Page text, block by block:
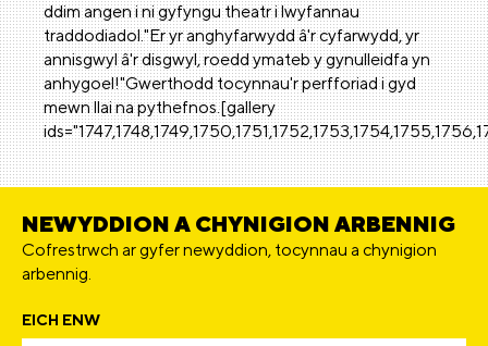
ddim angen i ni gyfyngu theatr i lwyfannau
traddodiadol."Er yr anghyfarwydd â'r cyfarwydd, yr
annisgwyl â'r disgwyl, roedd ymateb y gynulleidfa yn
anhygoel!"Gwerthodd tocynnau'r perfforiad i gyd
mewn llai na pythefnos.[gallery
NEWYDDION A CHYNIGION ARBENNIG
Cofrestrwch ar gyfer newyddion, tocynnau a chynigion
arbennig.
EICH ENW